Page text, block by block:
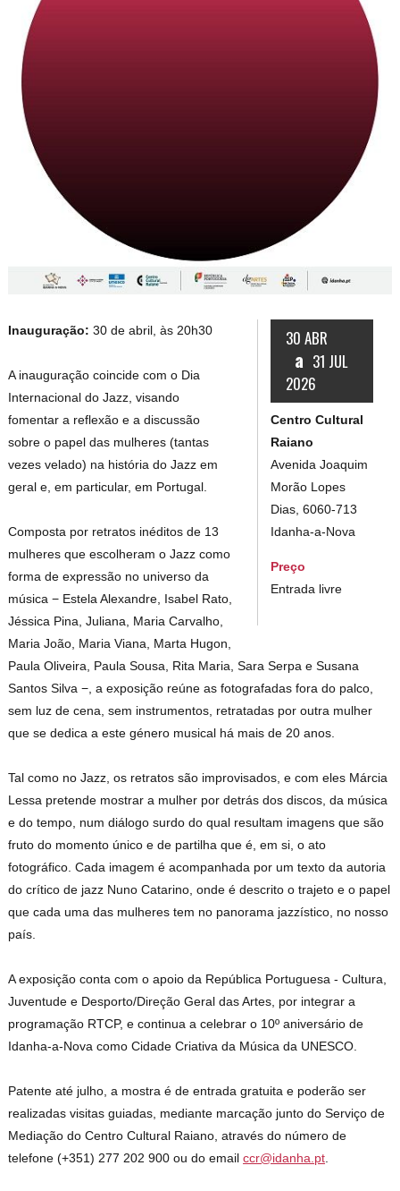
30 ABR
a 31 JUL
2026
Centro Cultural
Raiano
Avenida Joaquim
Morão Lopes
Dias, 6060-713
Idanha-a-Nova
Preço
Entrada livre
Inauguração: 30 de abril, às 20h30
A inauguração coincide com o Dia
Internacional do Jazz, visando
fomentar a reflexão e a discussão
sobre o papel das mulheres (tantas
vezes velado) na história do Jazz em
geral e, em particular, em Portugal.
Composta por retratos inéditos de 13
mulheres que escolheram o Jazz como
forma de expressão no universo da
música − Estela Alexandre, Isabel Rato,
Jéssica Pina, Juliana, Maria Carvalho,
Maria João, Maria Viana, Marta Hugon,
Paula Oliveira, Paula Sousa, Rita Maria, Sara Serpa e Susana
Santos Silva −, a exposição reúne as fotografadas fora do palco,
sem luz de cena, sem instrumentos, retratadas por outra mulher
que se dedica a este género musical há mais de 20 anos.
Tal como no Jazz, os retratos são improvisados, e com eles Márcia
Lessa pretende mostrar a mulher por detrás dos discos, da música
e do tempo, num diálogo surdo do qual resultam imagens que são
fruto do momento único e de partilha que é, em si, o ato
fotográfico. Cada imagem é acompanhada por um texto da autoria
do crítico de jazz Nuno Catarino, onde é descrito o trajeto e o papel
que cada uma das mulheres tem no panorama jazzístico, no nosso
país.
A exposição conta com o apoio da República Portuguesa - Cultura,
Juventude e Desporto/Direção Geral das Artes, por integrar a
programação RTCP, e continua a celebrar o 10º aniversário de
Idanha-a-Nova como Cidade Criativa da Música da UNESCO.
Patente até julho, a mostra é de entrada gratuita e poderão ser
realizadas visitas guiadas, mediante marcação junto do Serviço de
Mediação do Centro Cultural Raiano, através do número de
telefone (+351) 277 202 900 ou do emailccr@idanha.pt